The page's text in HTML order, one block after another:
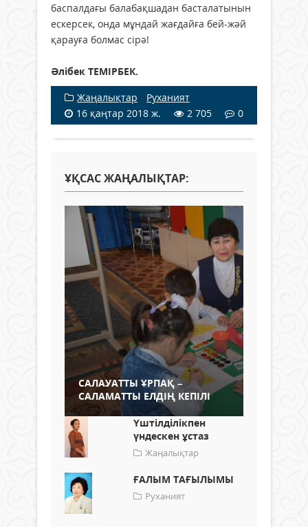
баспалдағы балабақшадан басталатынын
ескерсек, онда мұндай жағдайға бей-жәй
қарауға болмас сірә!
Әлібек ТЕМІРБЕК.
Жаңалықтар / Руханият
16 қаңтар 2018 ж.
2 705 0
ҰҚСАС ЖАҢАЛЫҚТАР:
САЛАУАТТЫ ҰРПАҚ –
САЛАМАТТЫ ЕЛДІҢ КЕПІЛІ
Үштілділікпен
үндескен ұстаз
Жаңалықтар
ҒАЛЫМ ТАҒЫЛЫМЫ
Руханият